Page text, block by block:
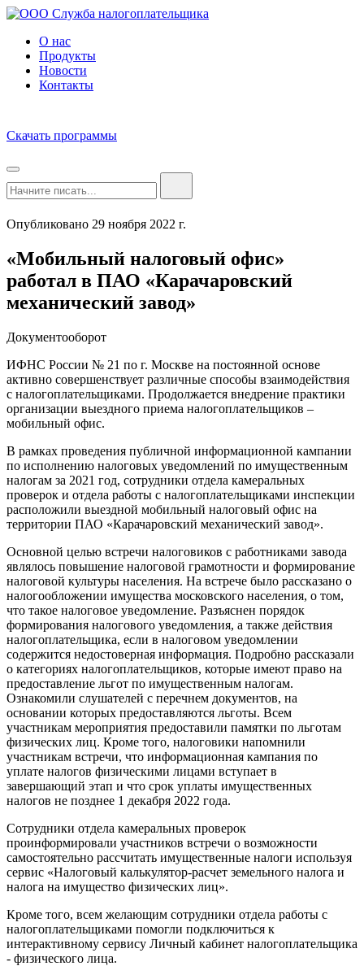
О нас
Продукты
Новости
Контакты
Скачать программы
Опубликовано 29 ноября 2022 г.
«Мобильный налоговый офис»
работал в ПАО «Карачаровский
механический завод»
Документооборот
ИФНС России № 21 по г. Москве на постоянной основе
активно совершенствует различные способы взаимодействия
с налогоплательщиками. Продолжается внедрение практики
организации выездного приема налогоплательщиков –
мобильный офис.
В рамках проведения публичной информационной кампании
по исполнению налоговых уведомлений по имущественным
налогам за 2021 год, сотрудники отдела камеральных
проверок и отдела работы с налогоплательщиками инспекции
расположили выездной мобильный налоговый офис на
территории ПАО «Карачаровский механический завод».
Основной целью встречи налоговиков с работниками завода
являлось повышение налоговой грамотности и формирование
налоговой культуры населения. На встрече было рассказано о
налогообложении имущества московского населения, о том,
что такое налоговое уведомление. Разъяснен порядок
формирования налогового уведомления, а также действия
налогоплательщика, если в налоговом уведомлении
содержится недостоверная информация. Подробно рассказали
о категориях налогоплательщиков, которые имеют право на
предоставление льгот по имущественным налогам.
Ознакомили слушателей с перечнем документов, на
основании которых предоставляются льготы. Всем
участникам мероприятия предоставили памятки по льготам
физических лиц. Кроме того, налоговики напомнили
участникам встречи, что информационная кампания по
уплате налогов физическими лицами вступает в
завершающий этап и что срок уплаты имущественных
налогов не позднее 1 декабря 2022 года.
Сотрудники отдела камеральных проверок
проинформировали участников встречи о возможности
самостоятельно рассчитать имущественные налоги используя
сервис «Налоговый калькулятор-расчет земельного налога и
налога на имущество физических лиц».
Кроме того, всем желающим сотрудники отдела работы с
налогоплательщиками помогли подключиться к
интерактивному сервису Личный кабинет налогоплательщика
- физического лица.